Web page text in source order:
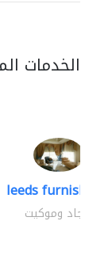
الخدمات
leeds furnishings
سجاد وموكيت